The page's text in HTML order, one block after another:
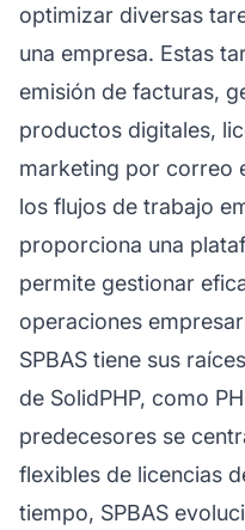
optimizar diversas
una empresa. Estas
emisión de facturas,
productos digitales,
marketing por correo
los flujos de trabajo
proporciona una
permite gestionar
operaciones
SPBAS tiene sus
de SolidPHP, como
predecesores se
flexibles de licencias
tiempo, SPBAS